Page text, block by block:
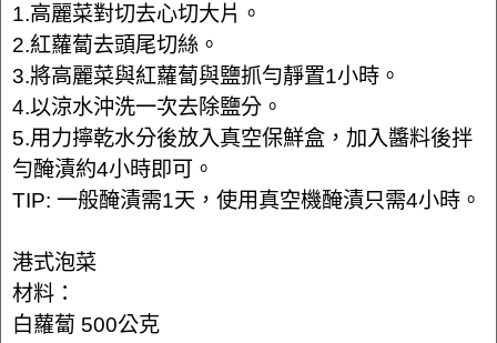
1.高麗菜對切去心切大片。
2.紅蘿蔔去頭尾切絲。
3.將高麗菜與紅蘿蔔與鹽抓勻靜置1小時。
4.以涼水沖洗一次去除鹽分。
5.用力擰乾水分後放入真空保鮮盒，加入醬料後拌
勻醃漬約4小時即可。
TIP: 一般醃漬需1天，使用真空機醃漬只需4小時。
港式泡菜
材料：
白蘿蔔 500公克